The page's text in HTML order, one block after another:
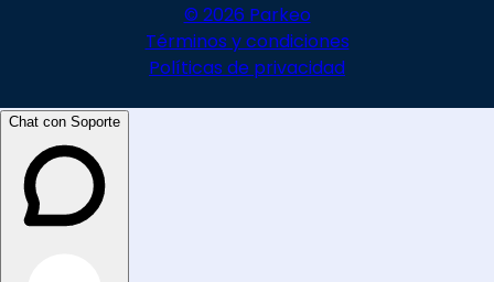
© 2026 Parkeo
Términos y condiciones
Políticas de privacidad
Chat con Soporte